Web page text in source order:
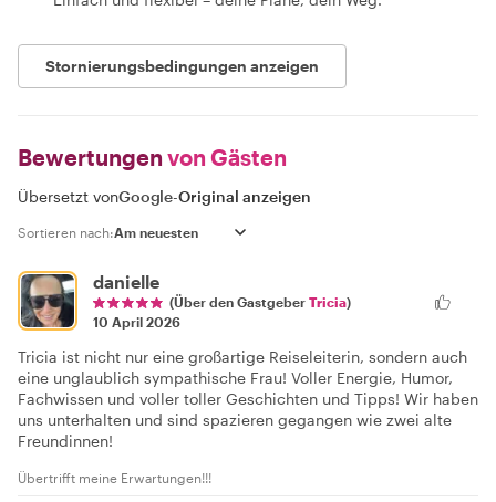
Stornierungsbedingungen anzeigen
Bewertungen von Gästen
Übersetzt vonGoogle-Original anzeigen
Sortieren nach:
danielle
(Über den Gastgeber Tricia)
10 April 2026
Tricia ist nicht nur eine großartige Reiseleiterin, sondern auch
eine unglaublich sympathische Frau! Voller Energie, Humor,
Fachwissen und voller toller Geschichten und Tipps! Wir haben
uns unterhalten und sind spazieren gegangen wie zwei alte
Freundinnen!
Übertrifft meine Erwartungen!!!